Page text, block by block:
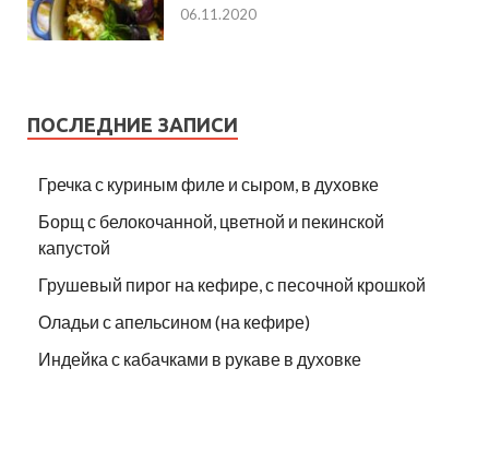
06.11.2020
ПОСЛЕДНИЕ ЗАПИСИ
Гречка с куриным филе и сыром, в духовке
Борщ с белокочанной, цветной и пекинской
капустой
Грушевый пирог на кефире, с песочной крошкой
Оладьи с апельсином (на кефире)
Индейка с кабачками в рукаве в духовке